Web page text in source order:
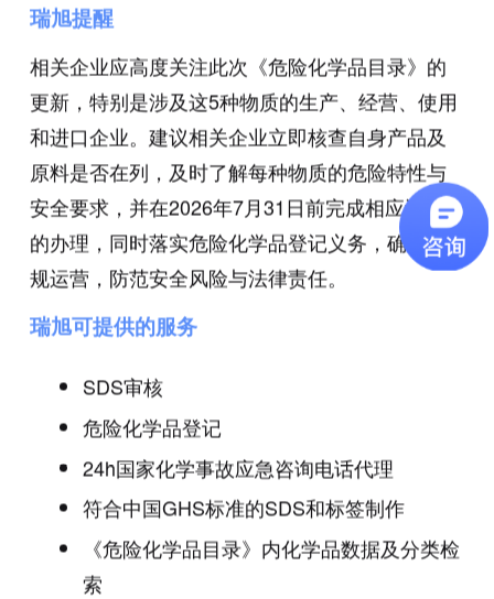
瑞旭提醒
相关企业应高度关注此次《危险化学品目录》的
更新，特别是涉及这5种物质的生产、经营、使用
和进口企业。建议相关企业立即核查自身产品及
原料是否在列，及时了解每种物质的危险特性与
安全要求，并在2026年7月31日前完成相应许可证
的办理，同时落实危险化学品登记义务，确保合
规运营，防范安全风险与法律责任。
瑞旭可提供的服务
SDS审核
危险化学品登记
24h国家化学事故应急咨询电话代理
符合中国GHS标准的SDS和标签制作
《危险化学品目录》内化学品数据及分类检
索